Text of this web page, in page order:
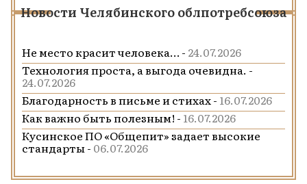
Новости Челябинского облпотребсоюза
Не место красит человека… - 24.07.2026
Технология проста, а выгода очевидна. -
24.07.2026
Благодарность в письме и стихах - 16.07.2026
Как важно быть полезным! - 16.07.2026
Кусинское ПО «Общепит» задает высокие
стандарты - 06.07.2026